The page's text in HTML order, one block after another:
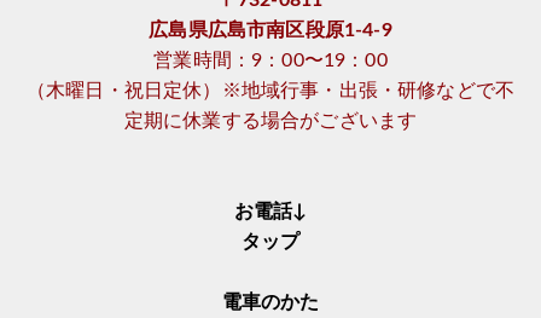
広島県広島市南区段原1-4-9
営業時間：9：00〜19：00
（木曜日・祝日定休）※地域行事・出張・研修などで不
定期に休業する場合がございます
お電話↓
タップ
電車のかた